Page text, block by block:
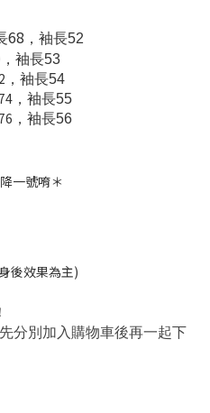
68 ，袖長52
，袖長53
，袖長54
74 ，袖長55
76 ，袖長56
一號唷＊
後效果為主)
分別加入購物車後再一起下